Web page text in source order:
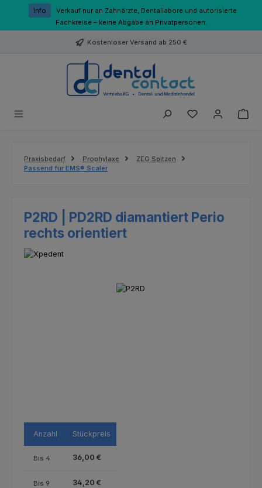
Zum Hauptinhalt springen
Info
Verkauf nur an Zahnärzte, Dentallabore und autorisierte
Fachkreise – keine Abgabe an Privatpersonen.
Kostenloser Versand ab 250 €
Du hast 0
Praxisbedarf Prophylaxe
ZEG Spitzen
Passend für EMS® Scaler
P2RD | PD2RD diamantiert Perio
rechts orientiert
Bildergalerie überspringen
Anzahl Stückpreis
Bis 4 36,00 €
Bis 9 34,20 €